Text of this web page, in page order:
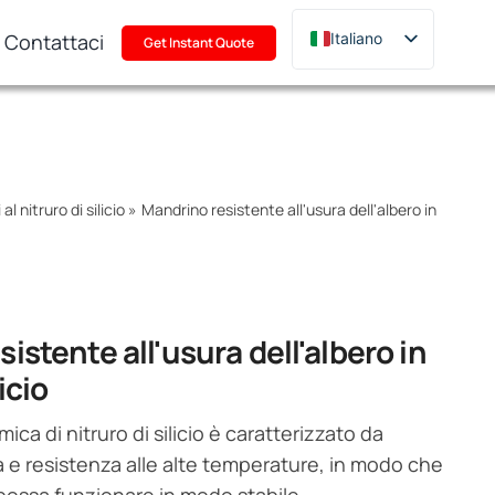
Contattaci Get Instant Quote
Italiano
English
한국어
Português
nitruro di silicio » Mandrino resistente all'usura dell'albero in
all'usura dell'albero in
di nitruro di silicio è caratterizzato da
e resistenza alle alte temperature, in modo che